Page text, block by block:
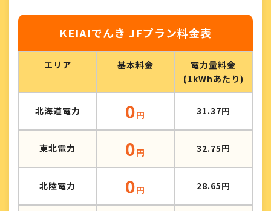
KEIAIでんき JFプラン料金表
エリア 基本料金
電力量料金
(1kWhあたり)
北海道電力 0円 31.37円
東北電力 0円 32.75円
北陸電力 0円 28.65円